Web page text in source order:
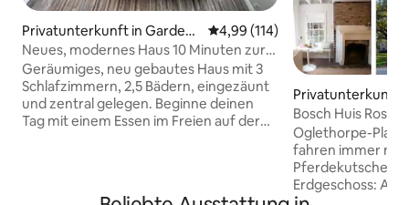
Privatunterkunft in Garden
City
Durchschnittliche Bewertung:
4,99 (114)
Neues, modernes Haus 10 Minuten zur
River Street in der Innenstadt!
Geräumiges, neu gebautes Haus mit 3
Schlafzimmern, 2,5 Bädern, eingezäunt
und zentral gelegen. Beginne deinen
Tag mit einem Essen im Freien auf der
Privatunterkunft
h
Bosch Huis Rosé:
Parkplatz
Oglethorpe-Platz,
fahren immer
Pferdekutschen vorbei. Die
Erdgeschoss: Als